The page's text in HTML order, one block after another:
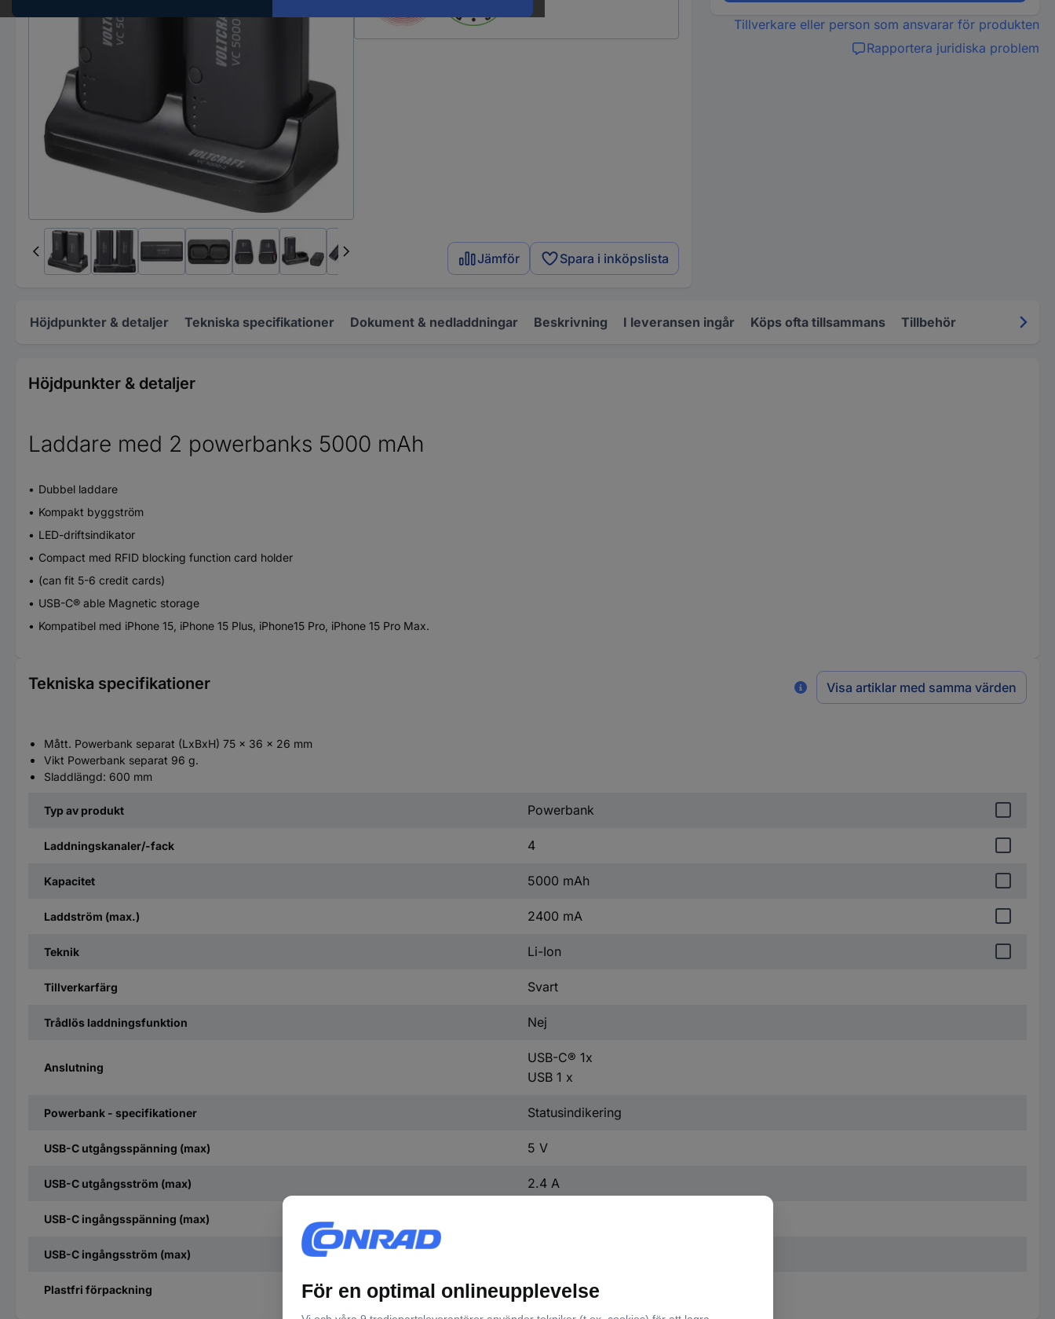
Jämför Spara i inköpslista
Tillverkare eller person som ansvarar för produkten
Rapportera juridiska problem
Höjdpunkter & detaljer Tekniska specifikationer Dokument & nedladdningar Beskrivning I leveransen ingår Köps ofta tillsammans Tillbehör
Höjdpunkter & detaljer
Laddare med 2 powerbanks 5000 mAh
Dubbel laddare
Kompakt byggström
LED-driftsindikator
Compact med RFID blocking function card holder
(can fit 5-6 credit cards)
USB-C® able Magnetic storage
Kompatibel med iPhone 15, iPhone 15 Plus, iPhone15 Pro, iPhone 15 Pro Max.
Tekniska specifikationer Visa artiklar med samma värden
Mått. Powerbank separat (LxBxH) 75 x 36 x 26 mm
Vikt Powerbank separat 96 g.
Sladdlängd: 600 mm
Typ av produkt Powerbank
Laddningskanaler/-fack 4
Kapacitet 5000 mAh
Laddström (max.) 2400 mA
Teknik Li-Ion
Tillverkarfärg Svart
Trådlös laddningsfunktion Nej
Anslutning
USB-C® 1x
USB 1 x
Powerbank - specifikationer Statusindikering
USB-C utgångsspänning (max) 5 V
USB-C utgångsström (max) 2.4 A
USB-C ingångsspänning (max)
USB-C ingångsström (max)
Plastfri förpackning Plastfri förpackning